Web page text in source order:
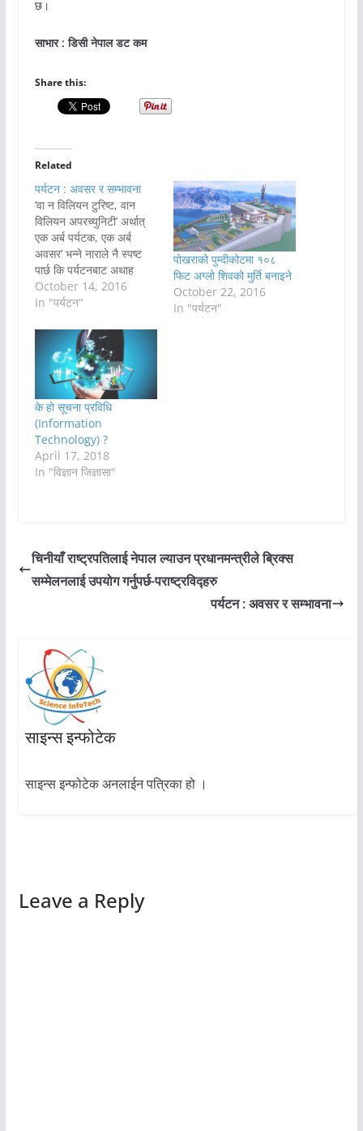
छ।
साभार : डिसी नेपाल डट कम
Share this:
Related
पर्यटन : अवसर र सम्भावना
‘वा न विलियन टुरिष्ट, वान
विलियन अपरच्युनिटी’ अर्थात्
एक अर्ब पर्यटक, एक अर्ब
अवसर’ भन्ने नाराले नै स्पष्ट
पार्छ कि पर्यटनबाट अथाह
सम्भावनाहरू सिर्जना
हुनसक्छन्। ३६ औं विश्व
नेपालको पर्यटनमा धेरै महत्त्व
राख्छ। नेपलमा पर्यटन
उद्योगको ठूलो महत्त्व रहेको छ।
पर्यटन एक क्रियाशील उद्योग
हो।…
October 14, 2016
In "पर्यटन"
पोखराको पुम्दीकोटमा १०८
फिट अग्लो शिवको मुर्ति बनाइने
October 22, 2016
In "पर्यटन"
के हो सूचना प्रविधि
(Information
Technology) ?
April 17, 2018
In "विज्ञान जिज्ञासा"
चिनीयाँ राष्ट्रपतिलाई नेपाल ल्याउन प्रधानमन्त्रीले ब्रिक्स
सम्मेलनलाई उपयोग गर्नुपर्छ-पराष्ट्रविद्हरु
पर्यटन : अवसर र सम्भावना
साइन्स इन्फोटेक
साइन्स इन्फोटेक अनलाईन पत्रिका हो ।
Leave a Reply